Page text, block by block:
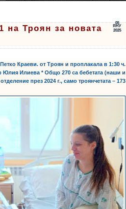
05
ЯНУ
2025
на Троян за новата
Краеви. от Троян и проплакала в 1:30 ч.
Юлия Илиева * Общо 270 са бебетата (наши и
през 2024 г., само троянчетата – 173